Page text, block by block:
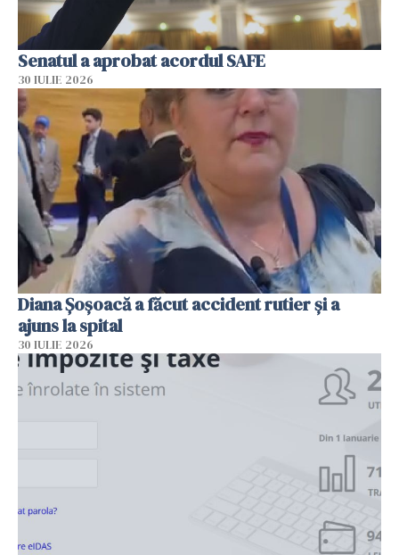
Senatul a aprobat acordul SAFE
30 IULIE 2026
Diana Șoșoacă a făcut accident rutier și a
ajuns la spital
30 IULIE 2026